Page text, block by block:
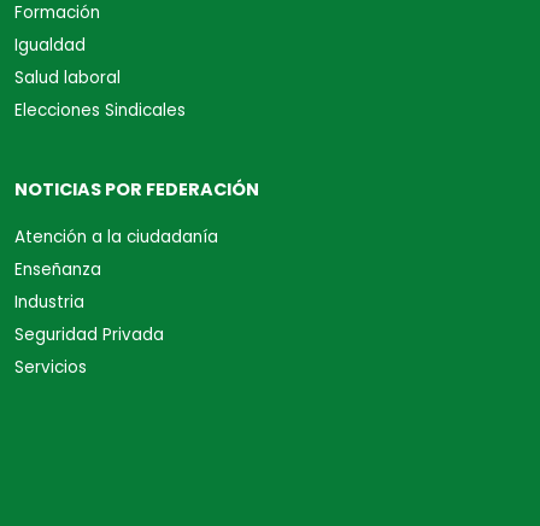
Formación
Igualdad
Salud laboral
Elecciones Sindicales
NOTICIAS POR FEDERACIÓN
Atención a la ciudadanía
Enseñanza
Industria
Seguridad Privada
Servicios